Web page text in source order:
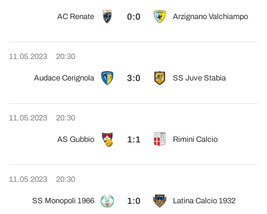
AC Renate 0:0 Arzignano Valchiampo
11.05.2023 20:30
Audace Cerignola 3:0 SS Juve Stabia
11.05.2023 20:30
AS Gubbio 1:1 Rimini Calcio
11.05.2023 20:30
SS Monopoli 1966 1:0 Latina Calcio 1932